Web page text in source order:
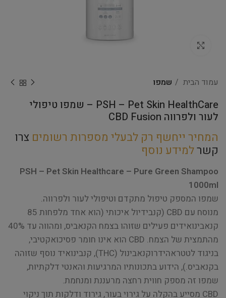
עמוד הבית שמפו
PSH – Pet Skin HealthCare – שמפו טיפולי
לעור ולפרווה CBD Fusion
המחיר ייחשף רק לבעלי מספרות רשומים צרו
קשרלמידע נוסף
PSH – Pet Skin Healthcare – Pure Green Shampoo
1000ml
שמפו המספק טיפול מתקדם וטיפולי לעור ולפרווה.
מנוסח עם CBD (קנבידיול איכותי (הוא אחד מלפחות 85
קנאבינואידים פעילים שזוהו בצמח הקנאביס, ומהווה עד 40%
מהתמצית של הצמח. CBD הוא אינו חומר פסיכואקטיבי,
בניגוד לטטראהידרוקנאבינול (THC), קנבינואיד נוסף שזוהה
בקנאביס.), הידוע בתכונותיו המרגיעות והאנטי דלקתיות,
שמפו זה מספק חווית רחצה מרעננת ומנחמת.
CBD מסייע בהקלה על גירוי בעור, גירוד ודלקות תוך ניקוי